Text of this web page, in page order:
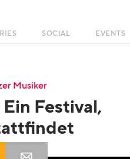
SOCIAL EVENTS
Musiker
Festival,